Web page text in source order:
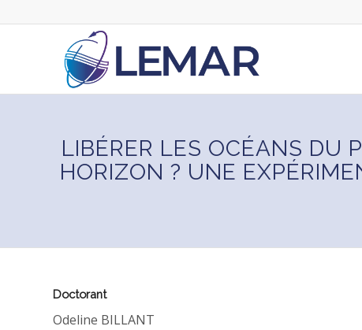
LIBÉRER LES OCÉANS DU
HORIZON ? UNE
Doctorant
Odeline BILLANT